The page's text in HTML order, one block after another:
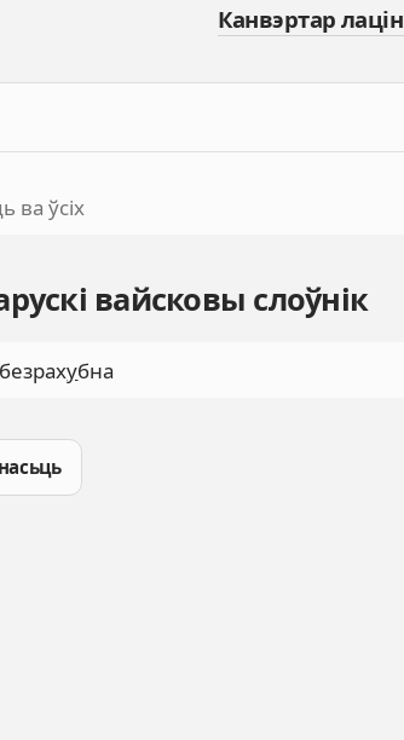
Канвэртар
ва ўсіх
вайсковы слоўнік
убна